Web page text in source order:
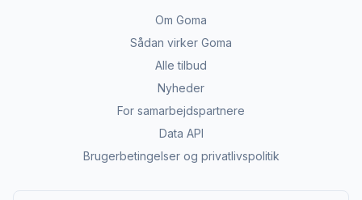
Om Goma
Sådan virker Goma
Alle tilbud
Nyheder
For samarbejdspartnere
Data API
Brugerbetingelser og privatlivspolitik